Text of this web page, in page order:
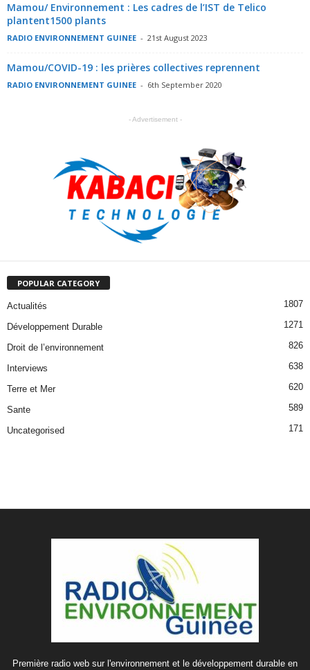
Mamou/ Environnement : Les cadres de l’IST de Telico
plantent1500 plants
RADIO ENVIRONNEMENT GUINEE - 21st August 2023
Mamou/COVID-19 : les prières collectives reprennent
RADIO ENVIRONNEMENT GUINEE - 6th September 2020
- Advertisement -
POPULAR CATEGORY
Actualités 1807
Développement Durable 1271
Droit de l’environnement 826
Interviews 638
Terre et Mer 620
Sante 589
Uncategorised 171
Première radio web sur l'environnement et le développement durable en